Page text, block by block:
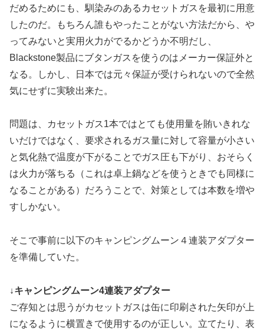
だめるためにも、馴染みのあるカセットガスを最初に用意
したのだ。もちろん誰もやったことがない方法だから、や
ってみないと実用火力がでるかどうか不明だし、
Blackstone製品にブタンガスを使うのはメーカー保証外と
なる。しかし、日本では元々保証が受けられないので全然
気にせずに実験出来た。
問題は、カセットガス1本ではとても使用量を賄いきれな
いだけではなく、要求されるガス量に対して容量が小さい
と気化熱で温度が下がることでガス圧も下がり、おそらく
は火力が落ちる（これは卓上鍋などを使うときでも同様に
なることがある）だろうことで、対策としては本数を増や
すしかない。
そこで事前に以下のキャンピングムーン４連装アダプター
を準備していた。
↓キャンピングムーン4連装アダプター
ご存知とは思うがカセットガスは缶に印刷された矢印が上
になるように横置きで使用するのが正しい。立てたり、表